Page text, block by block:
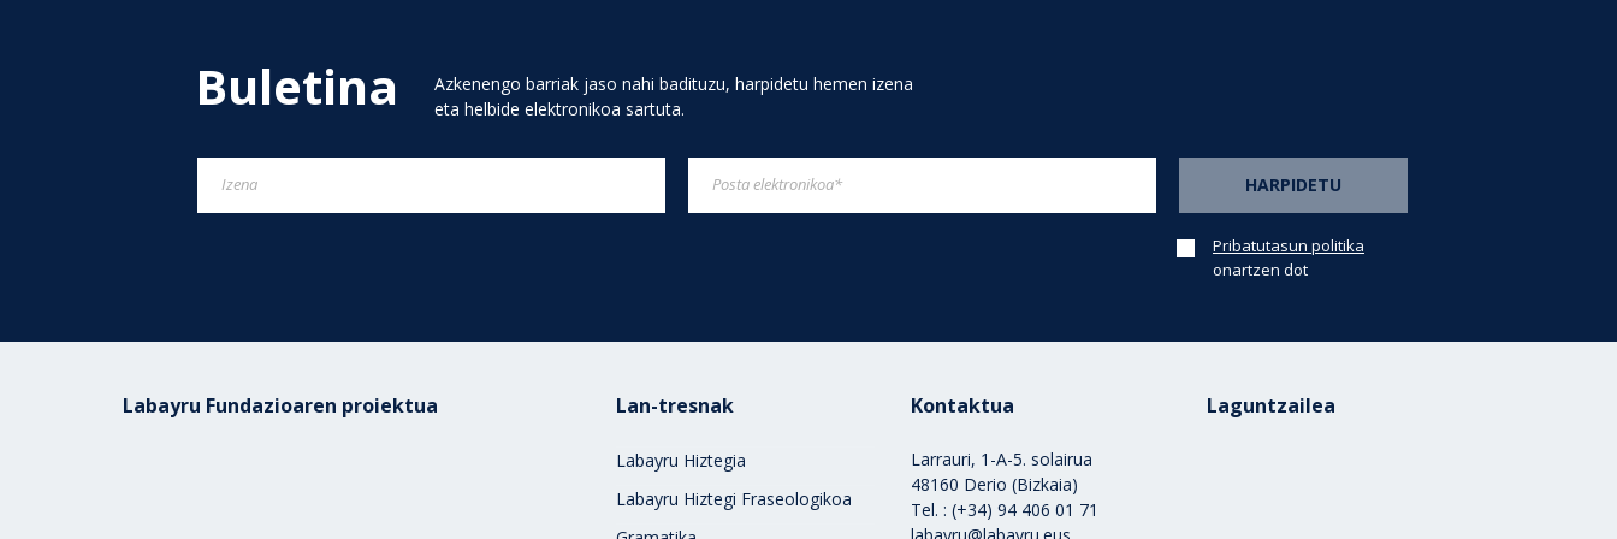
Buletina
Azkenengo barriak jaso nahi badituzu, harpidetu hemen izena
eta helbide elektronikoa sartuta.
Pribatutasun politika
onartzen dot
Labayru Fundazioaren proiektua Lan-tresnak
Labayru Hiztegia
Labayru Hiztegi Fraseologikoa
Kontaktua
Larrauri, 1-A-5. solairua
48160 Derio (Bizkaia)
Tel. : (+34) 94 406 01 71
labayru@labayru.eus
Laguntzailea